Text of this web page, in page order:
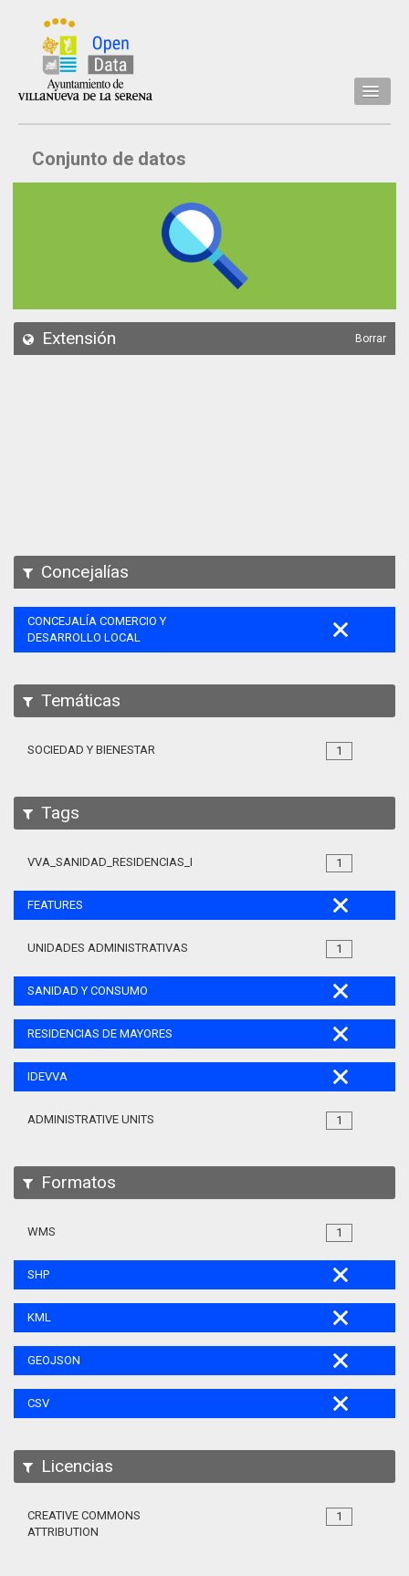
Inicio
Datos
API
Conjunto de datos
Extensión Borrar
Concejalías
CONCEJALÍA COMERCIO Y
DESARROLLO LOCAL
Temáticas
1
SOCIEDAD Y BIENESTAR
Tags
1
VVA_SANIDAD_RESIDENCIAS_MAYORES_105
FEATURES
1
UNIDADES ADMINISTRATIVAS
SANIDAD Y CONSUMO
RESIDENCIAS DE MAYORES
IDEVVA
1
ADMINISTRATIVE UNITS
Formatos
1
WMS
SHP
KML
GEOJSON
CSV
Licencias
1
CREATIVE COMMONS
ATTRIBUTION